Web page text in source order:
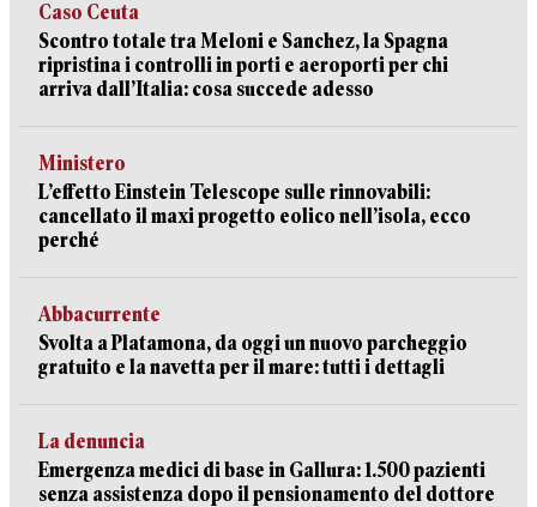
Caso Ceuta
Scontro totale tra Meloni e Sanchez, la Spagna
ripristina i controlli in porti e aeroporti per chi
arriva dall’Italia: cosa succede adesso
Ministero
L’effetto Einstein Telescope sulle rinnovabili:
cancellato il maxi progetto eolico nell’isola, ecco
perché
Abbacurrente
Svolta a Platamona, da oggi un nuovo parcheggio
gratuito e la navetta per il mare: tutti i dettagli
La denuncia
Emergenza medici di base in Gallura: 1.500 pazienti
senza assistenza dopo il pensionamento del dottore